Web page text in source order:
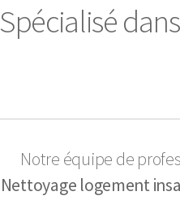
Spécialisé
Notre équipe de
Nettoyage logement